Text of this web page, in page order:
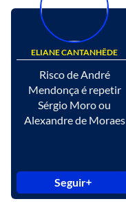
ELIANE CANTANHÊDE
Risco de André
Mendonça é repetir
Sérgio Moro ou
Alexandre de Moraes
Seguir